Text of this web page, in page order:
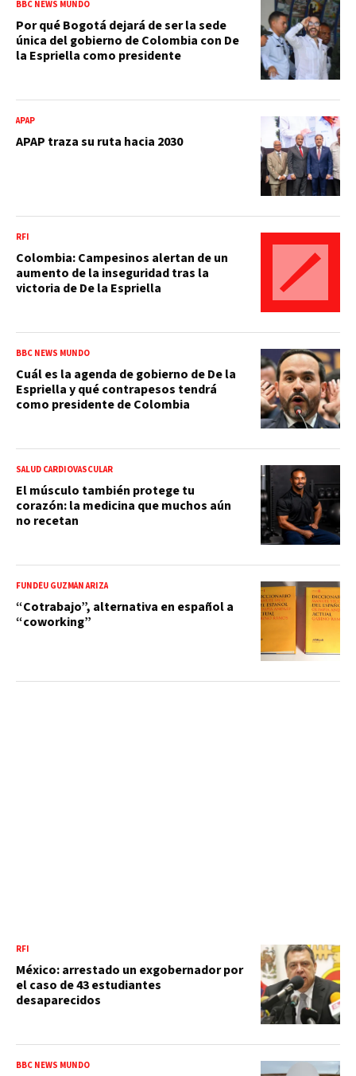
BBC NEWS MUNDO
Por qué Bogotá dejará de ser la sede
única del gobierno de Colombia con De
la Espriella como presidente
APAP
APAP traza su ruta hacia 2030
RFI
Colombia: Campesinos alertan de un
aumento de la inseguridad tras la
victoria de De la Espriella
BBC NEWS MUNDO
Cuál es la agenda de gobierno de De la
Espriella y qué contrapesos tendrá
como presidente de Colombia
SALUD CARDIOVASCULAR
El músculo también protege tu
corazón: la medicina que muchos aún
no recetan
FUNDÉU GUZMÁN ARIZA
“Cotrabajo”, alternativa en español a
“coworking”
RFI
México: arrestado un exgobernador por
el caso de 43 estudiantes
desaparecidos
BBC NEWS MUNDO